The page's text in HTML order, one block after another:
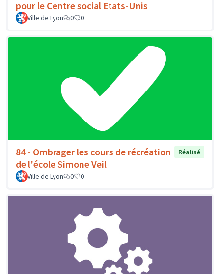
pour le Centre social Etats-Unis
Ville de Lyon 0 0
84 - Ombrager les cours de récréation
de l'école Simone Veil
Réalisé
Ville de Lyon 0 0